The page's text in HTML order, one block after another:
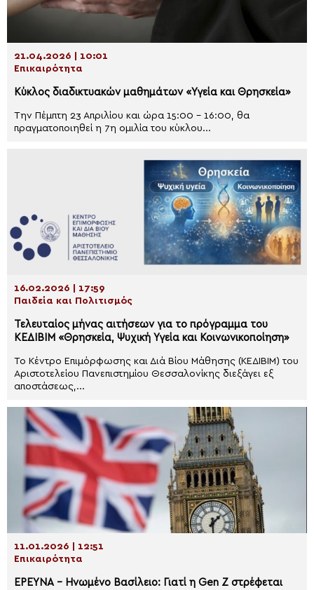
21.04.2026 | 10:01
Επικαιρότητα
Κύκλος διαδικτυακών μαθημάτων «Υγεία και Θρησκεία»
Την Πέμπτη 23 Απριλίου και ώρα 15:00 – 16:00, θα
πραγματοποιηθεί η 7η ομιλία του κύκλου...
16.02.2026 | 17:59
Παιδεία και Πολιτισμός
Τελευταίος μήνας αιτήσεων για το πρόγραμμα του
ΚΕΔΙΒΙΜ «Θρησκεία, Ψυχική Υγεία και Κοινωνικοποίηση»
Το Κέντρο Επιμόρφωσης και Διά Βίου Μάθησης (ΚΕΔΙΒΙΜ) του
Αριστοτελείου Πανεπιστημίου Θεσσαλονίκης διεξάγει εξ
αποστάσεως,...
11.01.2026 | 12:51
Επικαιρότητα
ΕΡΕΥΝΑ – Ηνωμένο Βασίλειο: Γιατί η Gen Z στρέφεται